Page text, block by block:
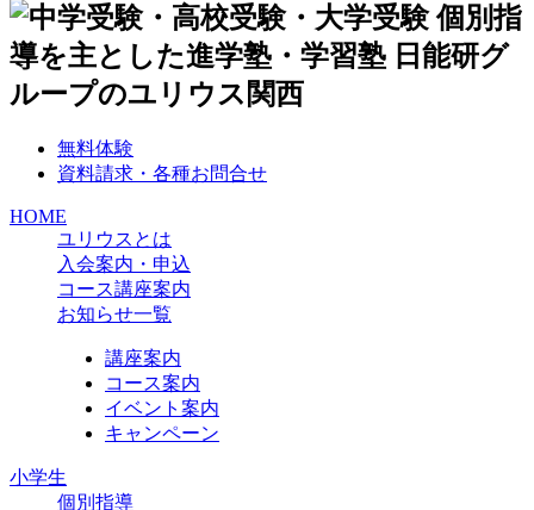
無料体験
資料請求・各種お問合せ
HOME
ユリウスとは
入会案内・申込
コース講座案内
お知らせ一覧
講座案内
コース案内
イベント案内
キャンペーン
小学生
個別指導